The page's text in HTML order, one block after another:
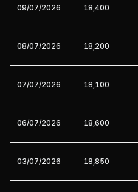
09/07/2026 18,400
08/07/2026 18,200
07/07/2026 18,100
06/07/2026 18,600
03/07/2026 18,850